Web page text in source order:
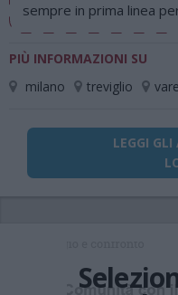
sempre in prima linea
PIÙ INFORMAZIONI SU
milano
treviglio
LEGGI